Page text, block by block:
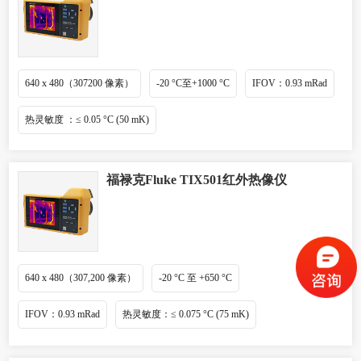
640 x 480（307200 像素） -20 °C至+1000 °C IFOV：0.93 mRad
热灵敏度 ：≤ 0.05 °C (50 mK)
福禄克Fluke TIX501红外热像仪
640 x 480（307,200 像素） -20 °C 至 +650 °C
IFOV：0.93 mRad 热灵敏度：≤ 0.075 °C (75 mK)